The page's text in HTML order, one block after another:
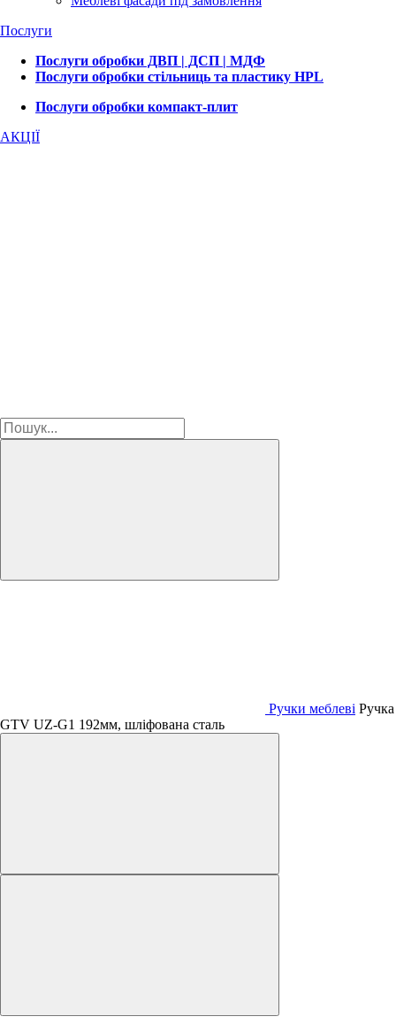
Послуги
Послуги обробки ДВП | ДСП | МДФ
Послуги обробки стільниць та пластику HPL
Послуги обробки компакт-плит
АКЦІЇ
Ручки меблеві Ручка
GTV UZ-G1 192мм, шліфована сталь